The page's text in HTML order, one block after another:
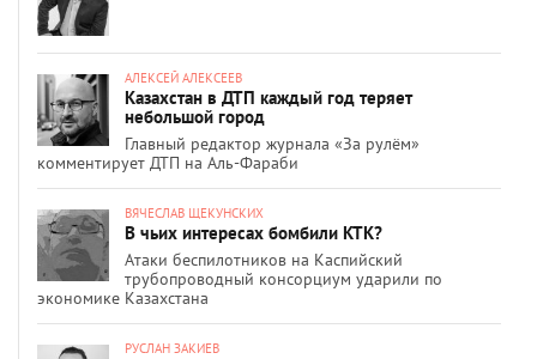
АЛЕКСЕЙ АЛЕКСЕЕВ
Казахстан в ДТП каждый год теряет
небольшой город
Главный редактор журнала «За рулём»
комментирует ДТП на Аль-Фараби
ВЯЧЕСЛАВ ЩЕКУНСКИХ
В чьих интересах бомбили КТК?
Атаки беспилотников на Каспийский
трубопроводный консорциум ударили по
экономике Казахстана
РУСЛАН ЗАКИЕВ